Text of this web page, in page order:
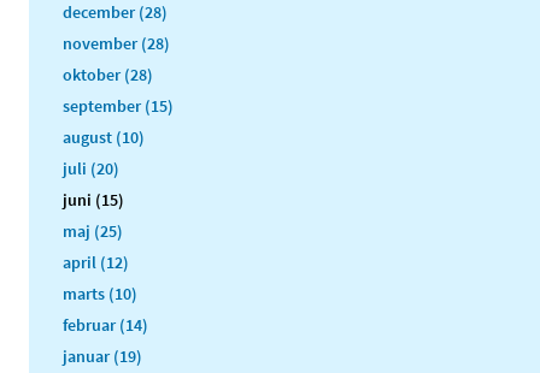
december (28)
november (28)
oktober (28)
september (15)
august (10)
juli (20)
juni (15)
maj (25)
april (12)
marts (10)
februar (14)
januar (19)